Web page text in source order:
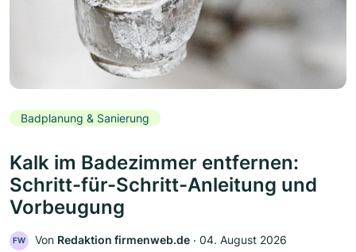
Badplanung & Sanierung
Kalk im Badezimmer entfernen:
Schritt-für-Schritt-Anleitung und
Vorbeugung
FW Von Redaktion firmenweb.de ‧ 04. August 2026